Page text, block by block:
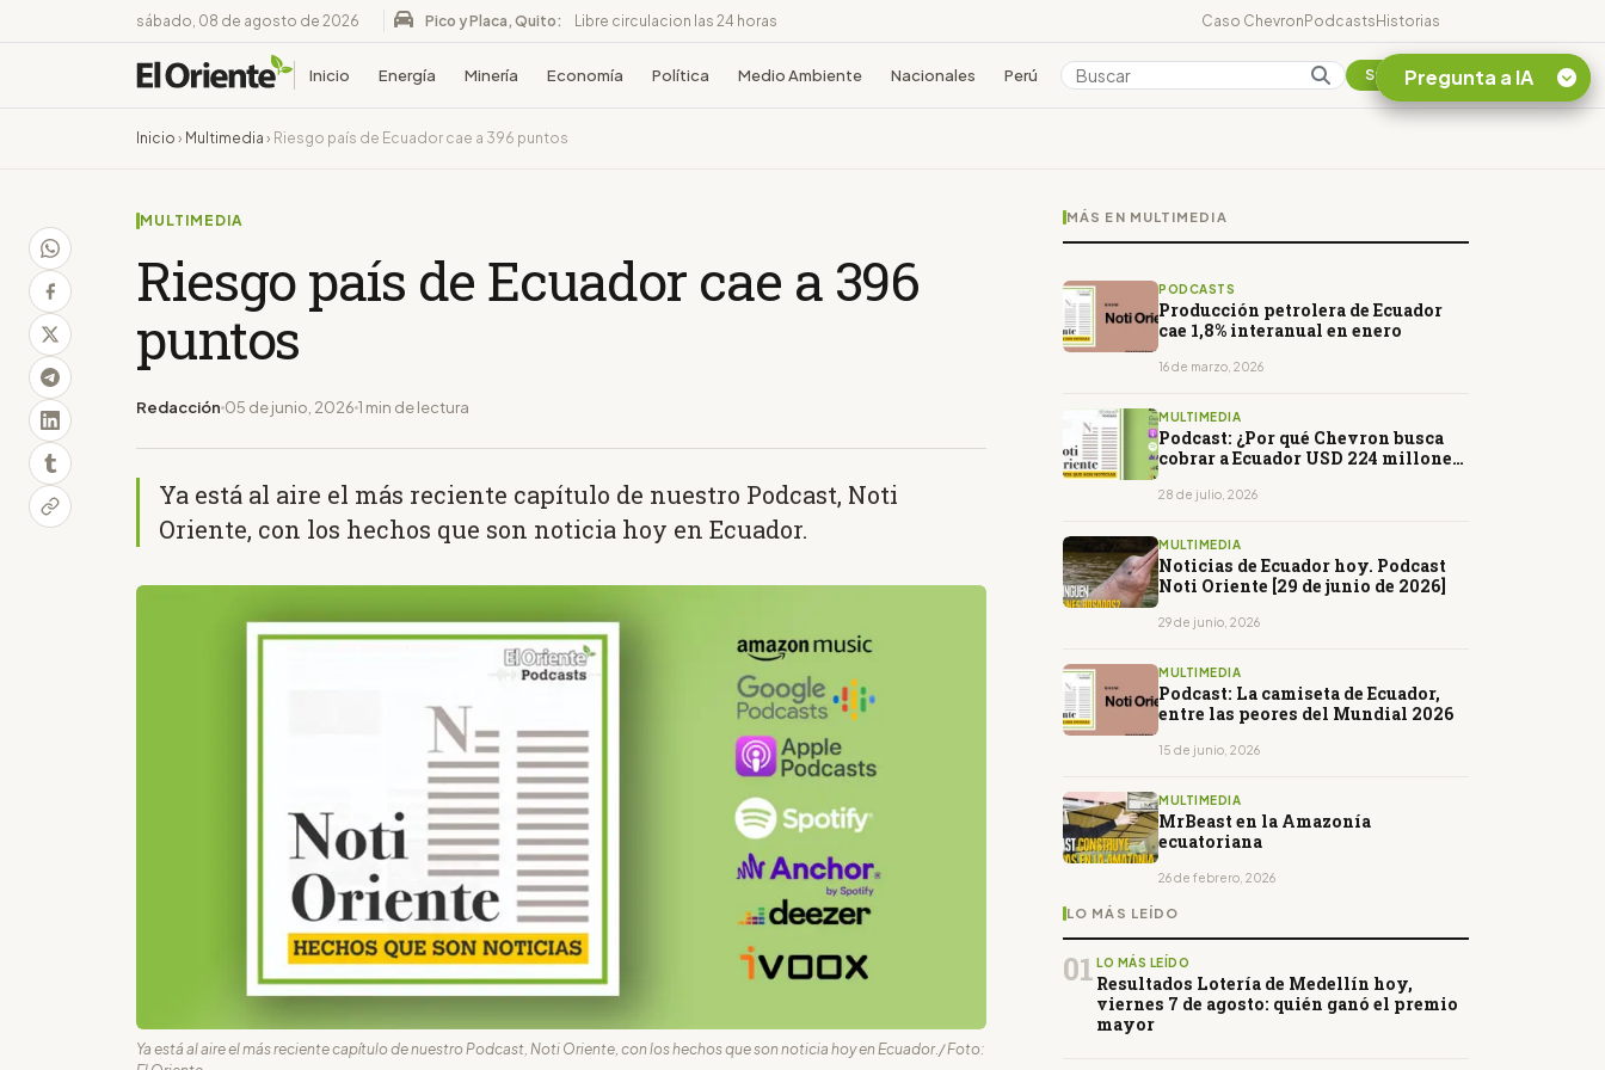
sábado, 08 de agosto de 2026 Pico y Placa, Quito: Libre circulacion las 24 horas Caso ChevronPodcastsHistorias
Inicio Energía Minería Economía Política Medio Ambiente Nacionales Perú Colombia Suscribirse
Inicio › Multimedia › Riesgo país de Ecuador cae a 396 puntos
MULTIMEDIA
Riesgo país de Ecuador cae a 396
puntos
Redacción 05 de junio, 2026 1 min de lectura
Ya está al aire el más reciente capítulo de nuestro Podcast, Noti
Oriente, con los hechos que son noticia hoy en Ecuador.
Ya está al aire el más reciente capítulo de nuestro Podcast, Noti Oriente, con los hechos que son noticia hoy en Ecuador./ Foto:
MÁS EN MULTIMEDIA
PODCASTS
Producción petrolera de Ecuador
cae 1,8% interanual en enero
16 de marzo, 2026
MULTIMEDIA
Podcast: ¿Por qué Chevron busca
cobrar a Ecuador USD 224 millones
28 de julio, 2026
MULTIMEDIA
Noticias de Ecuador hoy. Podcast
Noti Oriente [29 de junio de 2026]
29 de junio, 2026
MULTIMEDIA
Podcast: La camiseta de Ecuador,
entre las peores del Mundial 2026
15 de junio, 2026
MULTIMEDIA
MrBeast en la Amazonía
ecuatoriana
26 de febrero, 2026
LO MÁS LEÍDO
01 LO MÁS LEÍDO
Resultados Lotería de Medellín hoy,
viernes 7 de agosto: quién ganó el premio
mayor
Pregunta a IA